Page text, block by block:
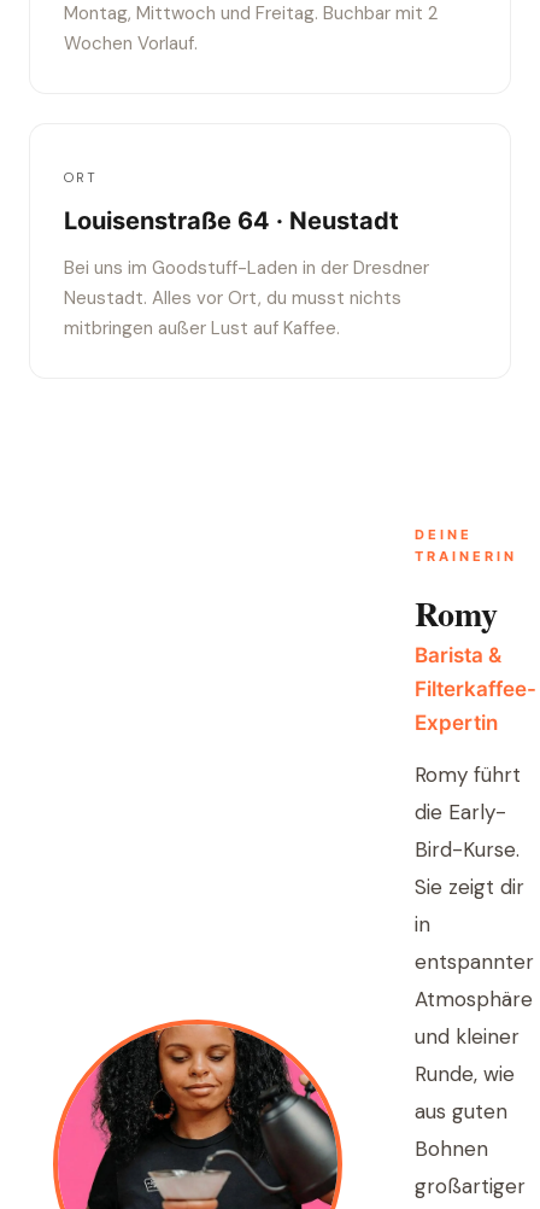
Montag, Mittwoch und Freitag. Buchbar mit 2
Wochen Vorlauf.
ORT
Louisenstraße 64 · Neustadt
Bei uns im Goodstuff-Laden in der Dresdner
Neustadt. Alles vor Ort, du musst nichts
mitbringen außer Lust auf Kaffee.
DEINE
TRAINERIN
Romy
Barista &
Filterkaffee-
Expertin
Romy führt
die Early-
Bird-Kurse.
Sie zeigt dir
in
entspannter
Atmosphäre
und kleiner
Runde, wie
aus guten
Bohnen
großartiger